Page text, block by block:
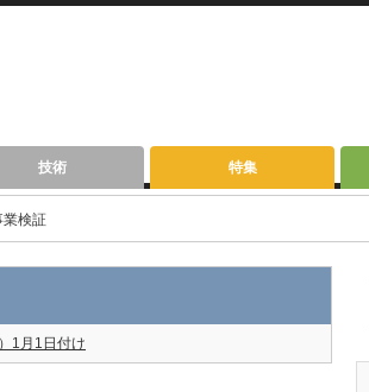
技術 特集
業検証
1月1日付け